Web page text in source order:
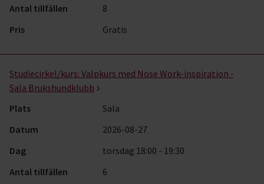
Antal tillfällen
8
Pris
Gratis
Studiecirkel/kurs: Valpkurs med Nose Work-inspiration -
Sala Brukshundklubb
Plats
Sala
Datum
2026-08-27
Dag
torsdag 18:00 - 19:30
Antal tillfällen
6